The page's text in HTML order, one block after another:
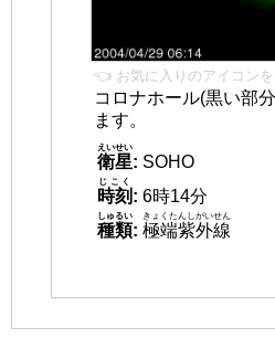
👈 お気に入りのアイコンを
コロナホール(黒い部
ます。
衛星
えいせい
: SOHO
時刻
じこく
: 6時14分
種類
しゅるい
: 極端紫外線
きょくたんしがいせん